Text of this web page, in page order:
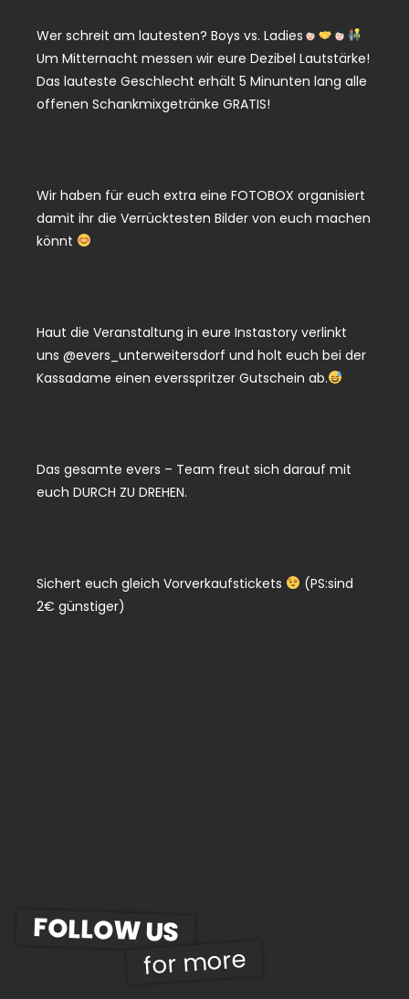
Wer schreit am lautesten? Boys vs. Ladies
Um Mitternacht messen wir eure Dezibel Lautstärke!
Das lauteste Geschlecht erhält 5 Minunten lang alle
offenen Schankmixgetränke GRATIS!
Wir haben für euch extra eine FOTOBOX organisiert
damit ihr die Verrücktesten Bilder von euch machen
könnt
Haut die Veranstaltung in eure Instastory verlinkt
uns @evers_unterweitersdorf und holt euch bei der
Kassadame einen eversspritzer Gutschein ab.
Das gesamte evers – Team freut sich darauf mit
euch DURCH ZU DREHEN.
Sichert euch gleich Vorverkaufstickets
(PS:sind
2€ günstiger)
FOLLOW US
for more